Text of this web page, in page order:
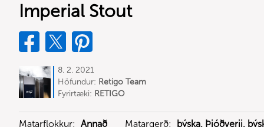
Imperial Stout
8. 2. 2021
Höfundur: Retigo Team
Deutschland
Fyrirtæki: RETIGO
Matarflokkur: Annað Matargerð: þýska, Þjóðverji,